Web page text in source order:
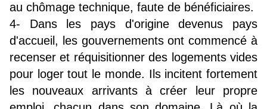
au chômage technique, faute de bénéficiaires.
4- Dans les pays d'origine devenus pays
d'accueil, les gouvernements ont commencé à
recenser et réquisitionner des logements vides
pour loger tout le monde. Ils incitent fortement
les nouveaux arrivants à créer leur propre